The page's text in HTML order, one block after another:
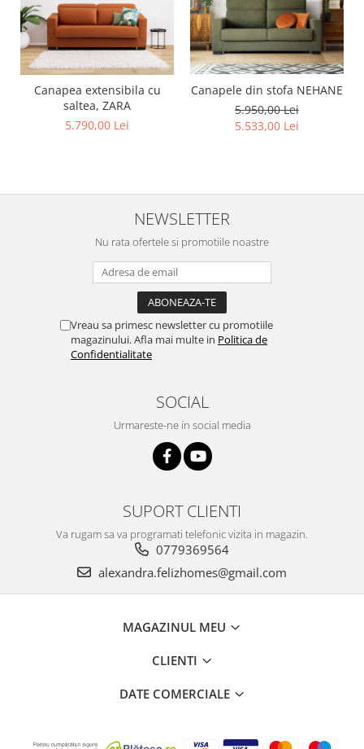
Canapea extensibila cu
saltea, ZARA
5.790,00 Lei
Canapele din stofa NEHANE
5.950,00 Lei
5.533,00 Lei
NEWSLETTER
Nu rata ofertele si promotiile noastre
Vreau sa primesc newsletter cu promotiile
magazinului. Afla mai multe in Politica de
Confidentialitate
SOCIAL
Urmareste-ne in social media
SUPORT CLIENTI
Va rugam sa va programati telefonic vizita in magazin.
0779369564
alexandra.felizhomes@gmail.com
MAGAZINUL MEU
CLIENTI
DATE COMERCIALE